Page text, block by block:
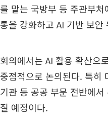
를 맡는 국방부 등 주관부
통을 강화하고 AI 기반 보
회의에서는 AI 활용 확산으
중점적으로 논의된다. 특히
기관 등 공공 부문 전반에
질 예정이다.